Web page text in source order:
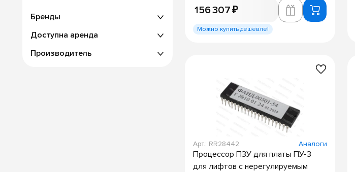
Бренды
Доступна аренда
Производитель
156 307 ₽
Можно купить дешевле!
Арт.: RR28442 Аналоги
Процессор ПЗУ для платы ПУ-3
для лифтов с нерегулируемым